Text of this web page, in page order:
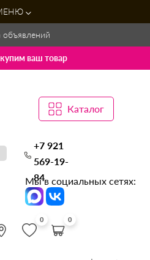
объявлений
ваш товар
Каталог
+7 921
569-19-
84
Мы в социальных сетях:
0 0